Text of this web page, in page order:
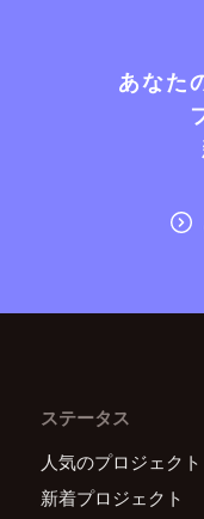
あなた
ステータス
人気のプロジェクト
新着プロジェクト